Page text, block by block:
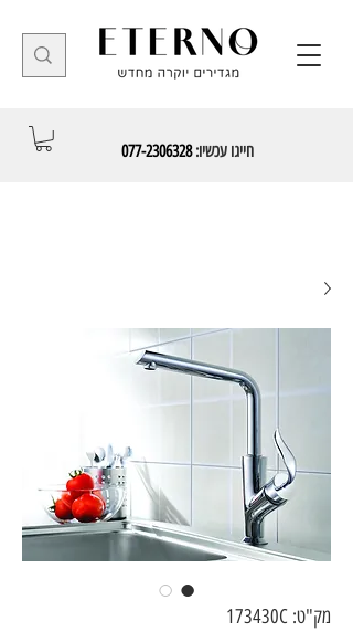
חייגו עכשיו:077-2306328
מק"ט: 173430C